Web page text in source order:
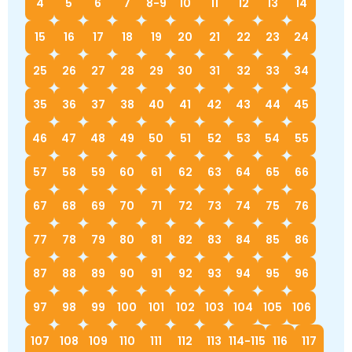
4 5 6 7 8-9 10 11 12 13 14
15 16 17 18 19 20 21 22 23 24
25 26 27 28 29 30 31 32 33 34
35 36 37 38 40 41 42 43 44 45
46 47 48 49 50 51 52 53 54 55
57 58 59 60 61 62 63 64 65 66
67 68 69 70 71 72 73 74 75 76
77 78 79 80 81 82 83 84 85 86
87 88 89 90 91 92 93 94 95 96
97 98 99 100 101 102 103 104 105 106
107 108 109 110 111 112 113 114-115 116 117